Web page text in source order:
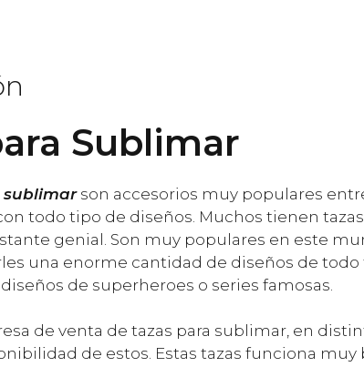
Sublimar
sublimarson accesorios muy populares
todo tipo de diseños. Muchos tienen
genial. Son muy populares en este
una enorme cantidad de diseños de
de superheroes o series famosas.
de venta de tazas para sublimar, en
de estos. Estas tazas funciona muy